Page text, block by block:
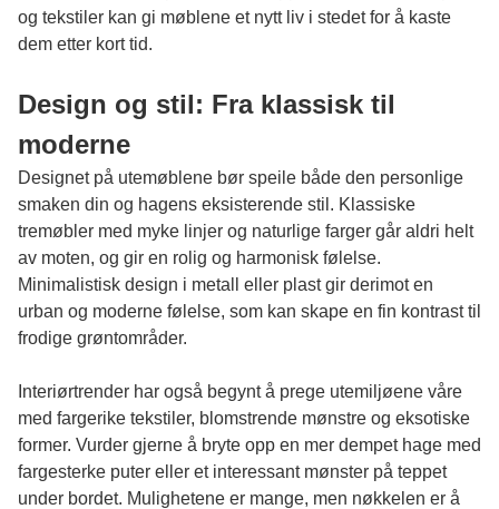
og tekstiler kan gi møblene et nytt liv i stedet for å kaste
dem etter kort tid.
Design og stil: Fra klassisk til
moderne
Designet på utemøblene bør speile både den personlige
smaken din og hagens eksisterende stil. Klassiske
tremøbler med myke linjer og naturlige farger går aldri helt
av moten, og gir en rolig og harmonisk følelse.
Minimalistisk design i metall eller plast gir derimot en
urban og moderne følelse, som kan skape en fin kontrast til
frodige grøntområder.
Interiørtrender har også begynt å prege utemiljøene våre
med fargerike tekstiler, blomstrende mønstre og eksotiske
former. Vurder gjerne å bryte opp en mer dempet hage med
fargesterke puter eller et interessant mønster på teppet
under bordet. Mulighetene er mange, men nøkkelen er å